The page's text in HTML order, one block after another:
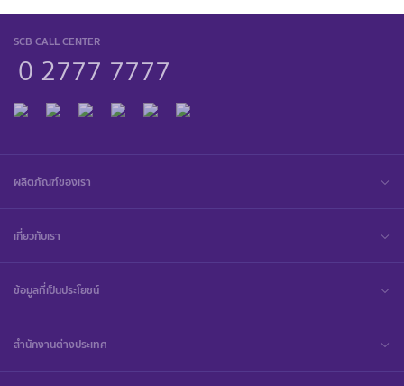
SCB CALL CENTER
0 2777 7777
ผลิตภัณฑ์ของเรา
เกี่ยวกับเรา
ข้อมูลที่เป็นประโยชน์
สำนักงานต่างประเทศ